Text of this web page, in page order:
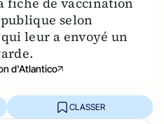
selon
leur a envoyé un
d'Atlantico
CLASSER